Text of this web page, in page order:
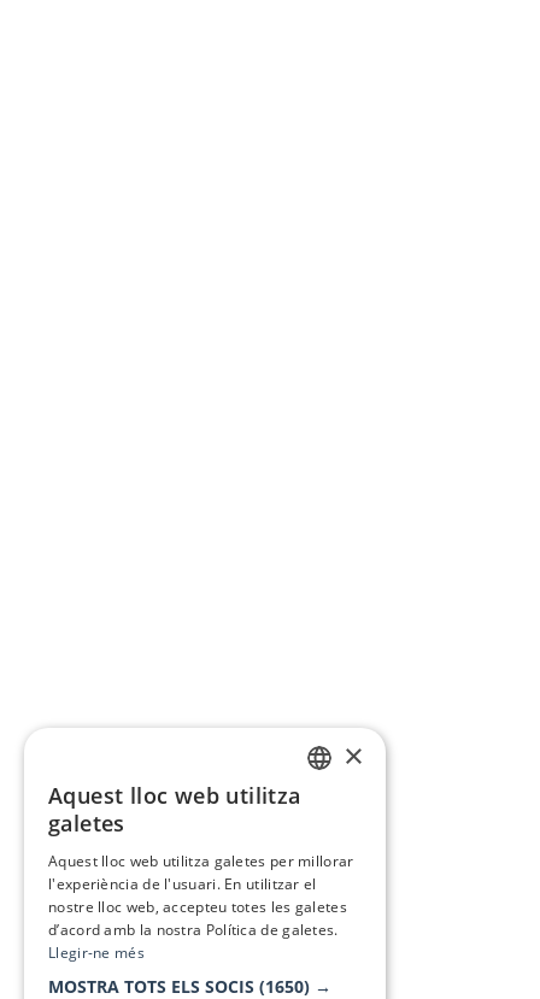
×
Aquest lloc web utilitza
galetes
Aquest lloc web utilitza galetes per millorar
l'experiència de l'usuari. En utilitzar el
nostre lloc web, accepteu totes les galetes
d’acord amb la nostra Política de galetes.
Llegir-ne més
MOSTRA TOTS ELS SOCIS (1650) →